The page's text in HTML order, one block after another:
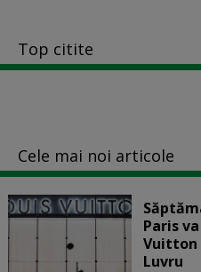
Top citite
Cele mai noi articole
Paris
Vuitton
Luvru